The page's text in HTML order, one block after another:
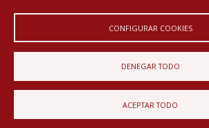
CONFIGURAR COOKIES
DENEGAR TODO
ACEPTAR TODO
Diputación de Burgos